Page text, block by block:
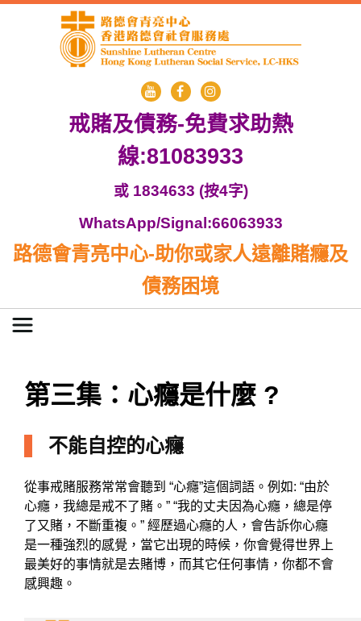
戒賭及債務-免費求助熱
線:81083933
或 1834633 (按4字)
WhatsApp/Signal:66063933
路德會青亮中心-助你或家人遠離賭癮及
債務困境
第三集：心癮是什麼 ?
不能自控的心癮
從事戒賭服務常常會聽到 “心癮”這個詞語。例如: “由於
心癮，我總是戒不了賭。 ” “我的丈夫因為心癮，總是停
了又賭，不斷重複。 ” 經歷過心癮的人，會告訴你心癮
是一種強烈的感覺，當它出現的時候，你會覺得世界上
最美好的事情就是去賭博，而其它任何事情，你都不會
感興趣。